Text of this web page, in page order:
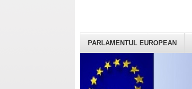
PARLAMENTUL EUROPEAN